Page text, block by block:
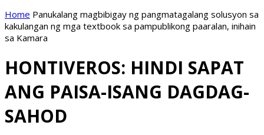
Home Panukalang magbibigay ng pangmatagalang solusyon sa
kakulangan ng mga textbook sa pampublikong paaralan, inihain
sa Kamara
HONTIVEROS: HINDI SAPAT
ANG PAISA-ISANG DAGDAG-
SAHOD